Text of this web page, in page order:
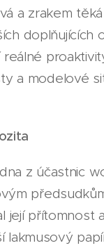
a zrakem
doplňujících
a modelové
z účastnic
její přítomnost
lakmusový